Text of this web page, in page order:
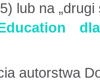
lub na „drugi
autorstwa